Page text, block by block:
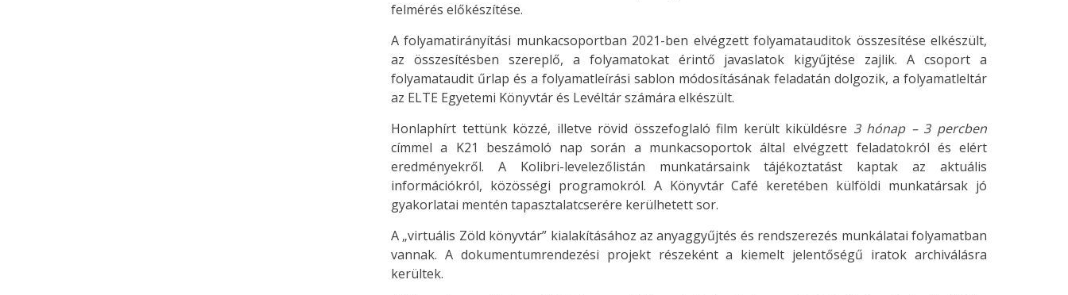
felmérés előkészítése.
A folyamatirányítási munkacsoportban 2021-ben elvégzett folyamatauditok összesítése elkészült,
az összesítésben szereplő, a folyamatokat érintő javaslatok kigyűjtése zajlik. A csoport a
folyamataudit űrlap és a folyamatleírási sablon módosításának feladatán dolgozik, a folyamatleltár
az ELTE Egyetemi Könyvtár és Levéltár számára elkészült.
Honlaphírt tettünk közzé, illetve rövid összefoglaló film került kiküldésre 3 hónap – 3 percben
címmel a K21 beszámoló nap során a munkacsoportok által elvégzett feladatokról és elért
eredményekről. A Kolibri-levelezőlistán munkatársaink tájékoztatást kaptak az aktuális
információkról, közösségi programokról. A Könyvtár Café keretében külföldi munkatársak jó
gyakorlatai mentén tapasztalatcserére kerülhetett sor.
A „virtuális Zöld könyvtár” kialakításához az anyaggyűjtés és rendszerezés munkálatai folyamatban
vannak. A dokumentumrendezési projekt részeként a kiemelt jelentőségű iratok archiválásra
kerültek.